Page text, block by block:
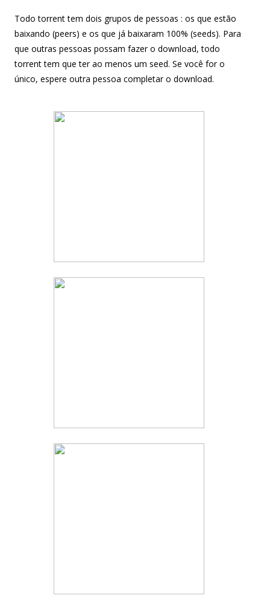
Todo torrent tem dois grupos de pessoas : os que estão
baixando (peers) e os que já baixaram 100% (seeds). Para
que outras pessoas possam fazer o download, todo
torrent tem que ter ao menos um seed. Se você for o
único, espere outra pessoa completar o download.